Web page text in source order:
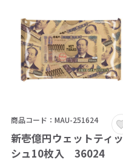
商品コード：MAU-251624
新壱億円ウェットティッ
シュ10枚入 36024